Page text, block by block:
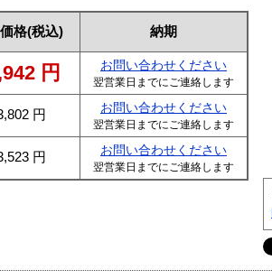
格(税込) 納期
円 お問い合わせください
翌営業日までにご連絡します
円 お問い合わせください
翌営業日までにご連絡します
円 お問い合わせください
翌営業日までにご連絡します